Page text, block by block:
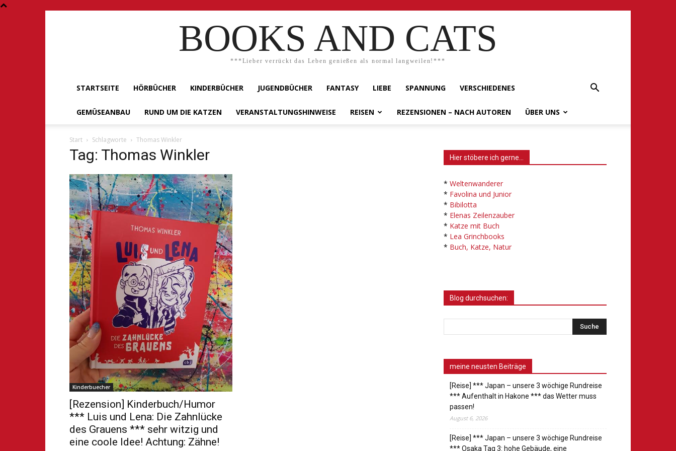
BOOKS AND CATS
***Lieber verrückt das Leben genießen als normal langweilen!***
STARTSEITE HÖRBÜCHER KINDERBÜCHER JUGENDBÜCHER FANTASY LIEBE SPANNUNG VERSCHIEDENES
GEMÜSEANBAU RUND UM DIE KATZEN VERANSTALTUNGSHINWEISE REISEN REZENSIONEN – NACH AUTOREN ÜBER UNS
Start Schlagworte Thomas Winkler
Tag: Thomas Winkler
Kinderbuecher
[Rezension] Kinderbuch/Humor
*** Luis und Lena: Die Zahnlücke
des Grauens *** sehr witzig und
eine coole Idee! Achtung: Zähne!
Hier stöbere ich gerne…
* Weltenwanderer
* Favolina und Junior
* Bibilotta
* Elenas Zeilenzauber
* Katze mit Buch
* Lea Grinchbooks
* Buch, Katze, Natur
Blog durchsuchen:
meine neusten Beiträge
[Reise] *** Japan – unsere 3 wöchige Rundreise
*** Aufenthalt in Hakone *** das Wetter muss
passen!
August 6, 2026
[Reise] *** Japan – unsere 3 wöchige Rundreise
*** Osaka Tag 3: hohe Gebäude, eine